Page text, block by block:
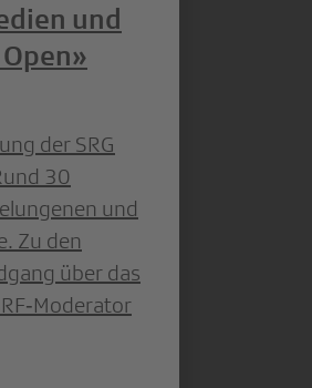
und
der SRG
30
und
Zu den
über das